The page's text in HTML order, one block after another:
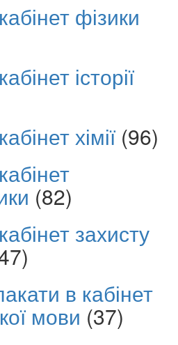
фізики
історії
хімії (96)
(82)
захисту
в кабінет
мови (37)